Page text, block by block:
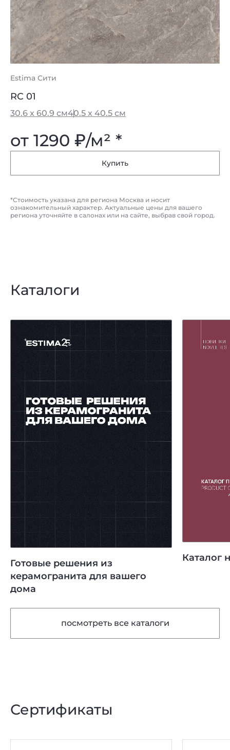
Estima Сити
RC 01
30.6 x 60.9 см40.5 x 40.5 см
от 1290 ₽/м² *
Купить
*Стоимость указана для региона Москва и носит
ознакомительный характер. Актуальные цены для вашего
региона уточняйте в салонах или на сайте, выбрав свой город.
Каталоги
Готовые решения из
керамогранита для вашего
дома
Каталог
посмотреть все каталоги
Сертификаты